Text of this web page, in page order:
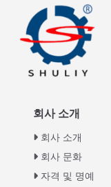
회사 소개
회사 소개
회사 문화
자격 및 명예